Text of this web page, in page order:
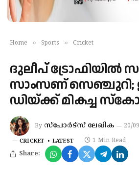
Home » Sports » Cricket
ദുലീപ് ട്രോഫിയില്‍
സാംസണ് സെഞ്ചുറി;
ഡിയ്ക്ക് മികച്ച
By സ്‌പോര്‍ട്‌സ് ലേഖിക 20/
CRICKET LATEST 1 Min Read
Share: